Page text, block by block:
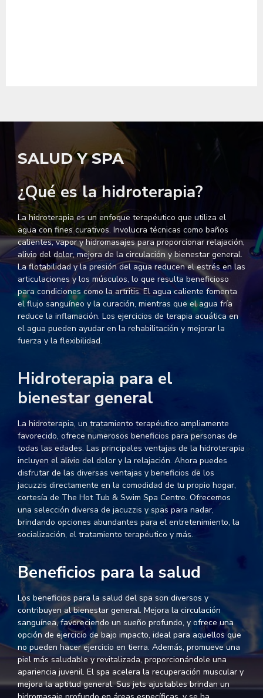
SALUD Y SPA
¿Qué es la hidroterapia?
La hidroterapia es un enfoque terapéutico que utiliza el
agua con fines curativos. Involucra técnicas como baños
calientes, vapor y hidromasajes para proporcionar relajación,
alivio del dolor, mejora de la circulación y bienestar general.
La flotabilidad y la presión del agua reducen el estrés en las
articulaciones y los músculos, lo que resulta beneficioso
para condiciones como la artritis. El agua caliente fomenta
el flujo sanguíneo y la curación, mientras que el agua fría
reduce la inflamación. Los ejercicios de terapia acuática en
el agua pueden ayudar en la rehabilitación y mejorar la
fuerza y la flexibilidad.
Hidroterapia para el
bienestar general
La hidroterapia, un tratamiento terapéutico ampliamente
favorecido, ofrece numerosos beneficios para personas de
todas las edades. Las principales ventajas de la hidroterapia
incluyen el alivio del dolor y la relajación. Ahora puedes
disfrutar de las diversas ventajas y beneficios de los
jacuzzis directamente en la comodidad de tu propio hogar,
cortesía de The Hot Tub & Swim Spa Centre. Ofrecemos
una selección diversa de jacuzzis y spas para nadar,
brindando opciones abundantes para el entretenimiento, la
socialización, el tratamiento terapéutico y más.
Beneficios para la salud
Los beneficios para la salud del spa son diversos y
contribuyen al bienestar general. Mejora la circulación
sanguínea, favoreciendo un sueño profundo, y ofrece una
opción de ejercicio de bajo impacto, ideal para aquellos que
no pueden hacer ejercicio en tierra. Además, promueve una
piel más saludable y revitalizada, proporcionándole una
apariencia juvenil. El spa acelera la recuperación muscular y
mejora la aptitud general. Sus jets ajustables brindan un